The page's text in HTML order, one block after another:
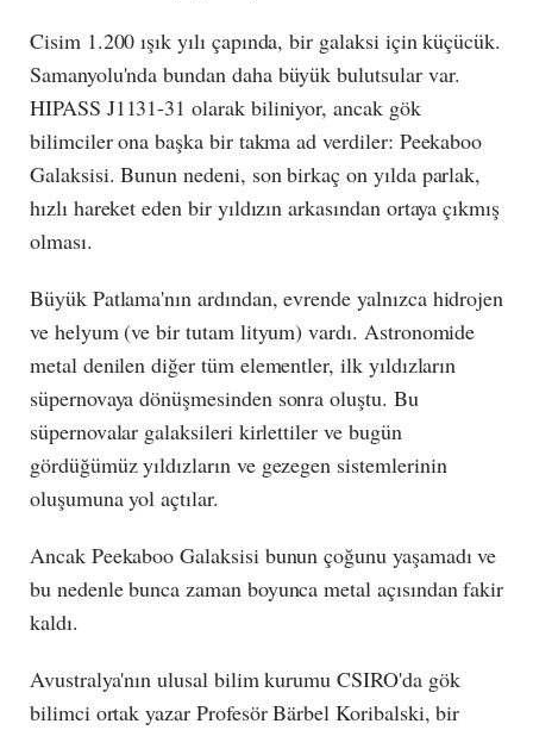
Cisim 1.200 ışık yılı çapında, bir galaksi için küçücük.
Samanyolu'nda bundan daha büyük bulutsular var.
HIPASS J1131-31 olarak biliniyor, ancak gök
bilimciler ona başka bir takma ad verdiler: Peekaboo
Galaksisi. Bunun nedeni, son birkaç on yılda parlak,
hızlı hareket eden bir yıldızın arkasından ortaya çıkmış
olması.
Büyük Patlama'nın ardından, evrende yalnızca hidrojen
ve helyum (ve bir tutam lityum) vardı. Astronomide
metal denilen diğer tüm elementler, ilk yıldızların
süpernovaya dönüşmesinden sonra oluştu. Bu
süpernovalar galaksileri kirlettiler ve bugün
gördüğümüz yıldızların ve gezegen sistemlerinin
oluşumuna yol açtılar.
Ancak Peekaboo Galaksisi bunun çoğunu yaşamadı ve
bu nedenle bunca zaman boyunca metal açısından fakir
kaldı.
Avustralya'nın ulusal bilim kurumu CSIRO'da gök
bilimci ortak yazar Profesör Bärbel Koribalski, bir